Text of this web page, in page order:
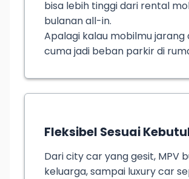
bisa lebih tinggi dari rental
bulanan all-in.
Apalagi kalau mobilmu jarang
cuma jadi beban parkir di
Fleksibel Sesuai
Dari city car yang gesit, MPV
keluarga, sampai luxury car